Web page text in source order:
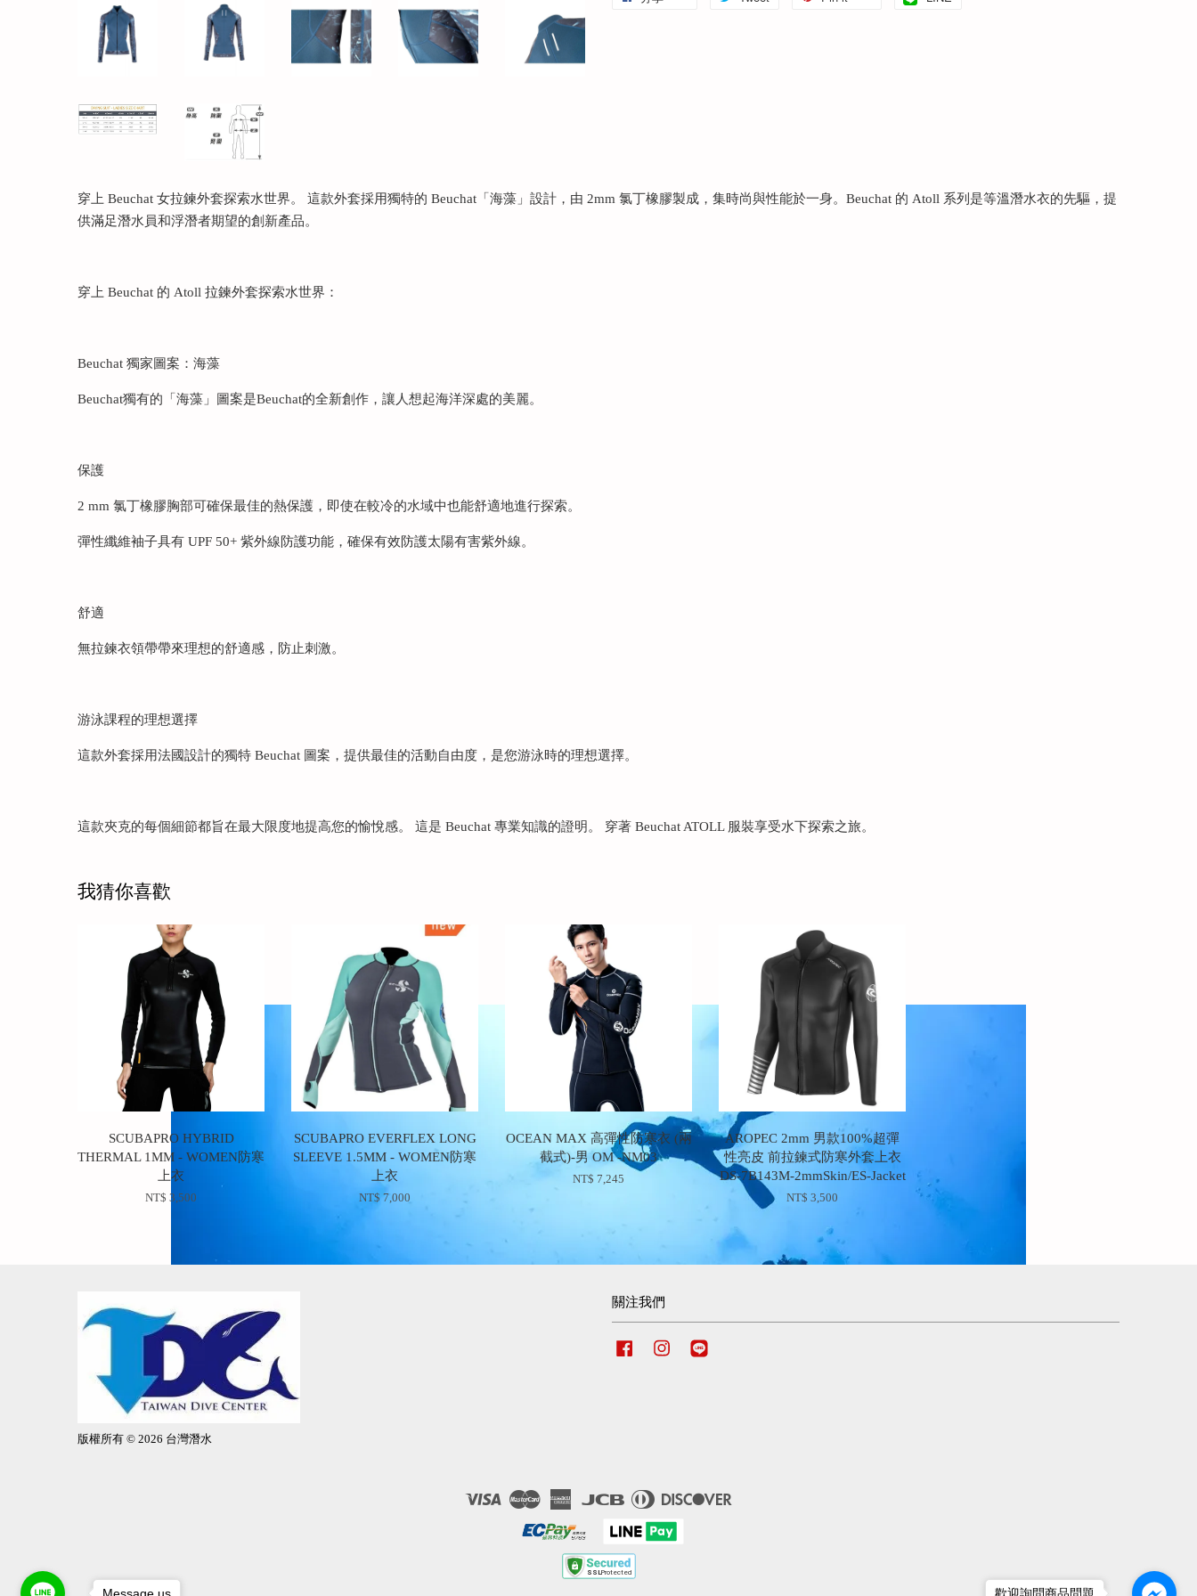
穿上 Beuchat 女拉鍊外套探索水世界。 這款外套採用獨特的 Beuchat「海藻」設計，由 2mm 氯丁橡膠製成，集時尚與性能於一身。Beuchat 的 Atoll 系列是等溫潛水衣的先驅，提
供滿足潛水員和浮潛者期望的創新產品。
穿上 Beuchat 的 Atoll 拉鍊外套探索水世界：
Beuchat 獨家圖案：海藻
Beuchat獨有的「海藻」圖案是Beuchat的全新創作，讓人想起海洋深處的美麗。
保護
2 mm 氯丁橡膠胸部可確保最佳的熱保護，即使在較冷的水域中也能舒適地進行探索。
彈性纖維袖子具有 UPF 50+ 紫外線防護功能，確保有效防護太陽有害紫外線。
舒適
無拉鍊衣領帶帶來理想的舒適感，防止刺激。
游泳課程的理想選擇
這款外套採用法國設計的獨特 Beuchat 圖案，提供最佳的活動自由度，是您游泳時的理想選擇。
這款夾克的每個細節都旨在最大限度地提高您的愉悅感。 這是 Beuchat 專業知識的證明。 穿著 Beuchat ATOLL 服裝享受水下探索之旅。
我猜你喜歡
SCUBAPRO HYBRID
THERMAL 1MM - WOMEN防寒
上衣
NT$ 3,500
SCUBAPRO EVERFLEX LONG
SLEEVE 1.5MM - WOMEN防寒
上衣
NT$ 7,000
OCEAN MAX 高彈性防寒衣 (兩
截式)-男 OM -NM03
NT$ 7,245
AROPEC 2mm 男款100%超彈
性亮皮 前拉鍊式防寒外套上衣
DS-7B143M-2mmSkin/ES-Jacket
NT$ 3,500
版權所有 © 2026 台灣潛水
關注我們
Facebook Instagram
Visa Master
American
JCB
Diners